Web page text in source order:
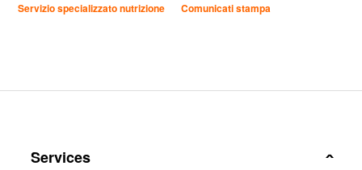
Servizio specializzato nutrizione Comunicati stampa
Services